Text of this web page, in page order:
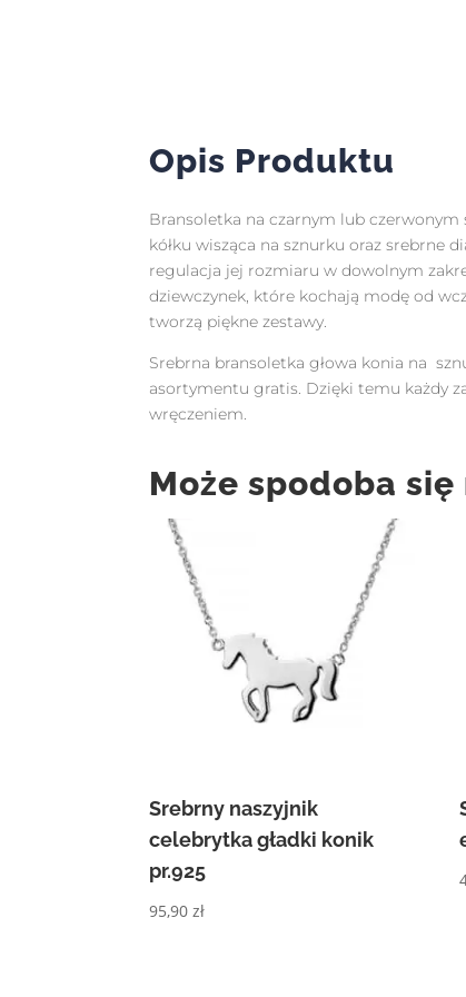
Opis Produktu
Bransoletka na czarnym lub
kółku wisząca na sznurku oraz srebrne
regulacja jej rozmiaru w dowolnym
dziewczynek, które kochają modę od
tworzą piękne zestawy.
Srebrna bransoletka głowa konia na
asortymentu gratis. Dzięki temu każdy
wręczeniem.
Może spodoba
Srebrny naszyjnik
celebrytka gładki konik
pr.925
95,90zł